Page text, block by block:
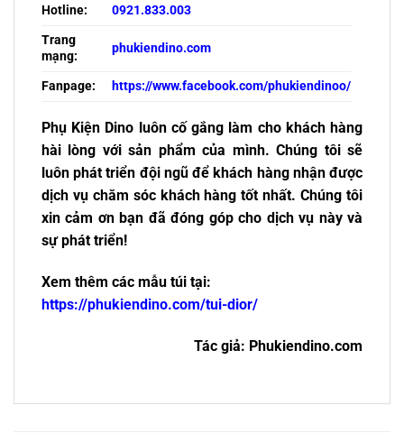
Hotline:
0921.833.003
Trang
mạng:
phukiendino.com
Fanpage: https://www.facebook.com/phukiendinoo/
Phụ Kiện Dino luôn cố gắng làm cho khách hàng
hài lòng với sản phẩm của mình. Chúng tôi sẽ
luôn phát triển đội ngũ để khách hàng nhận được
dịch vụ chăm sóc khách hàng tốt nhất. Chúng tôi
xin cảm ơn bạn đã đóng góp cho dịch vụ này và
sự phát triển!
Xem thêm các mẫu túi tại:
https://phukiendino.com/tui-dior/
Tác giả: Phukiendino.com